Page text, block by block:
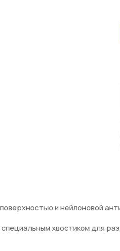
и нейлоновой
хвостиком для